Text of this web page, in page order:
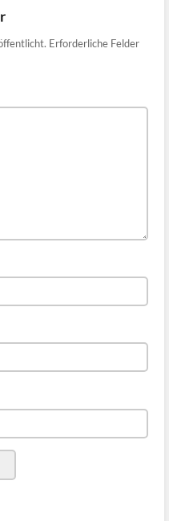
Erforderliche Felder